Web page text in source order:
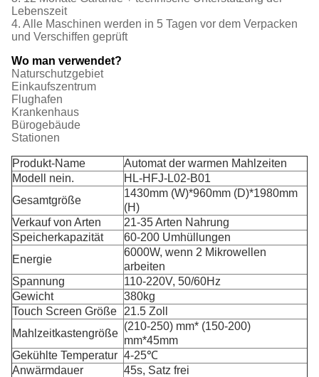
Lebenszeit
4. Alle Maschinen werden in 5 Tagen vor dem Verpacken
und Verschiffen geprüft
Wo man verwendet?
Naturschutzgebiet
Einkaufszentrum
Flughafen
Krankenhaus
Bürogebäude
Stationen
Produkt-Name
Automat der warmen Mahlzeiten
Modell nein.
HL-HFJ-L02-B01
Gesamtgröße
1430mm (W)*960mm (D)*1980mm
(H)
Verkauf von Arten
21-35 Arten Nahrung
Speicherkapazität
60-200 Umhüllungen
Energie
6000W, wenn 2 Mikrowellen
arbeiten
Spannung
110-220V, 50/60Hz
Gewicht
380kg
Touch Screen Größe
21.5 Zoll
Mahlzeitkastengröße
(210-250) mm* (150-200)
mm*45mm
Gekühlte Temperatur 4-25℃
Anwärmdauer
45s, Satz frei